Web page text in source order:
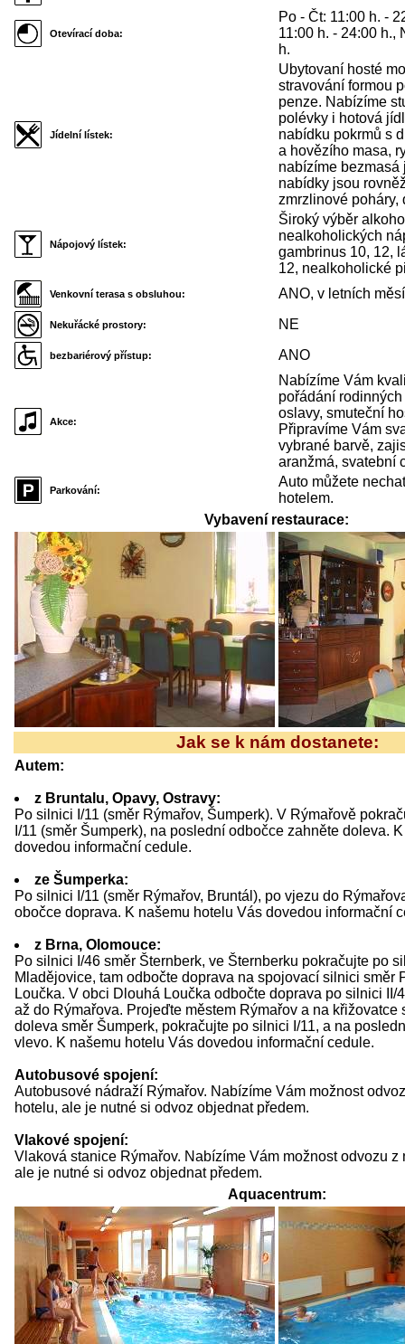
Otevírací doba:
Po - Čt: 11:00 h. -
11:00 h. - 24:00 h.,
h.
Jídelní lístek:
Ubytovaní hosté
stravování formou
penze. Nabízíme
polévky i hotová
nabídku pokrmů s
a hovězího masa,
nabízíme bezmasá
nabídky jsou
zmrzlinové poháry,
Nápojový lístek:
Široký výběr
nealkoholických
gambrinus 10, 12,
12, nealkoholické
Venkovní terasa s obsluhou: ANO, v letních
Nekuřácké prostory: NE
bezbariérový přístup: ANO
Akce:
Nabízíme Vám
pořádání
oslavy, smuteční
Připravíme Vám
vybrané barvě,
aranžmá, svatební
Parkování:
Auto můžete
hotelem.
Vybavení restaurace:
Jak se k nám dostanete:
Autem:
z Bruntalu, Opavy, Ostravy:
Po silnici I/11 (směr Rýmařov, Šumperk). V Rýmařově
I/11 (směr Šumperk), na poslední odbočce zahněte doleva.
dovedou informační cedule.
ze Šumperka:
Po silnici I/11 (směr Rýmařov, Bruntál), po vjezu do
obočce doprava. K našemu hotelu Vás dovedou informační
z Brna, Olomouce:
Po silnici I/46 směr Šternberk, ve Šternberku pokračujte po
Mladějovice, tam odbočte doprava na spojovací silnici směr
Loučka. V obci Dlouhá Loučka odbočte doprava po silnici II/
až do Rýmařova. Projeďte městem Rýmařov a na křižovatce
doleva směr Šumperk, pokračujte po silnici I/11, a na
vlevo. K našemu hotelu Vás dovedou informační cedule.
Autobusové spojení:
Autobusové nádraží Rýmařov. Nabízíme Vám možnost
hotelu, ale je nutné si odvoz objednat předem.
Vlakové spojení:
Vlaková stanice Rýmařov. Nabízíme Vám možnost odvozu z
ale je nutné si odvoz objednat předem.
Aquacentrum: